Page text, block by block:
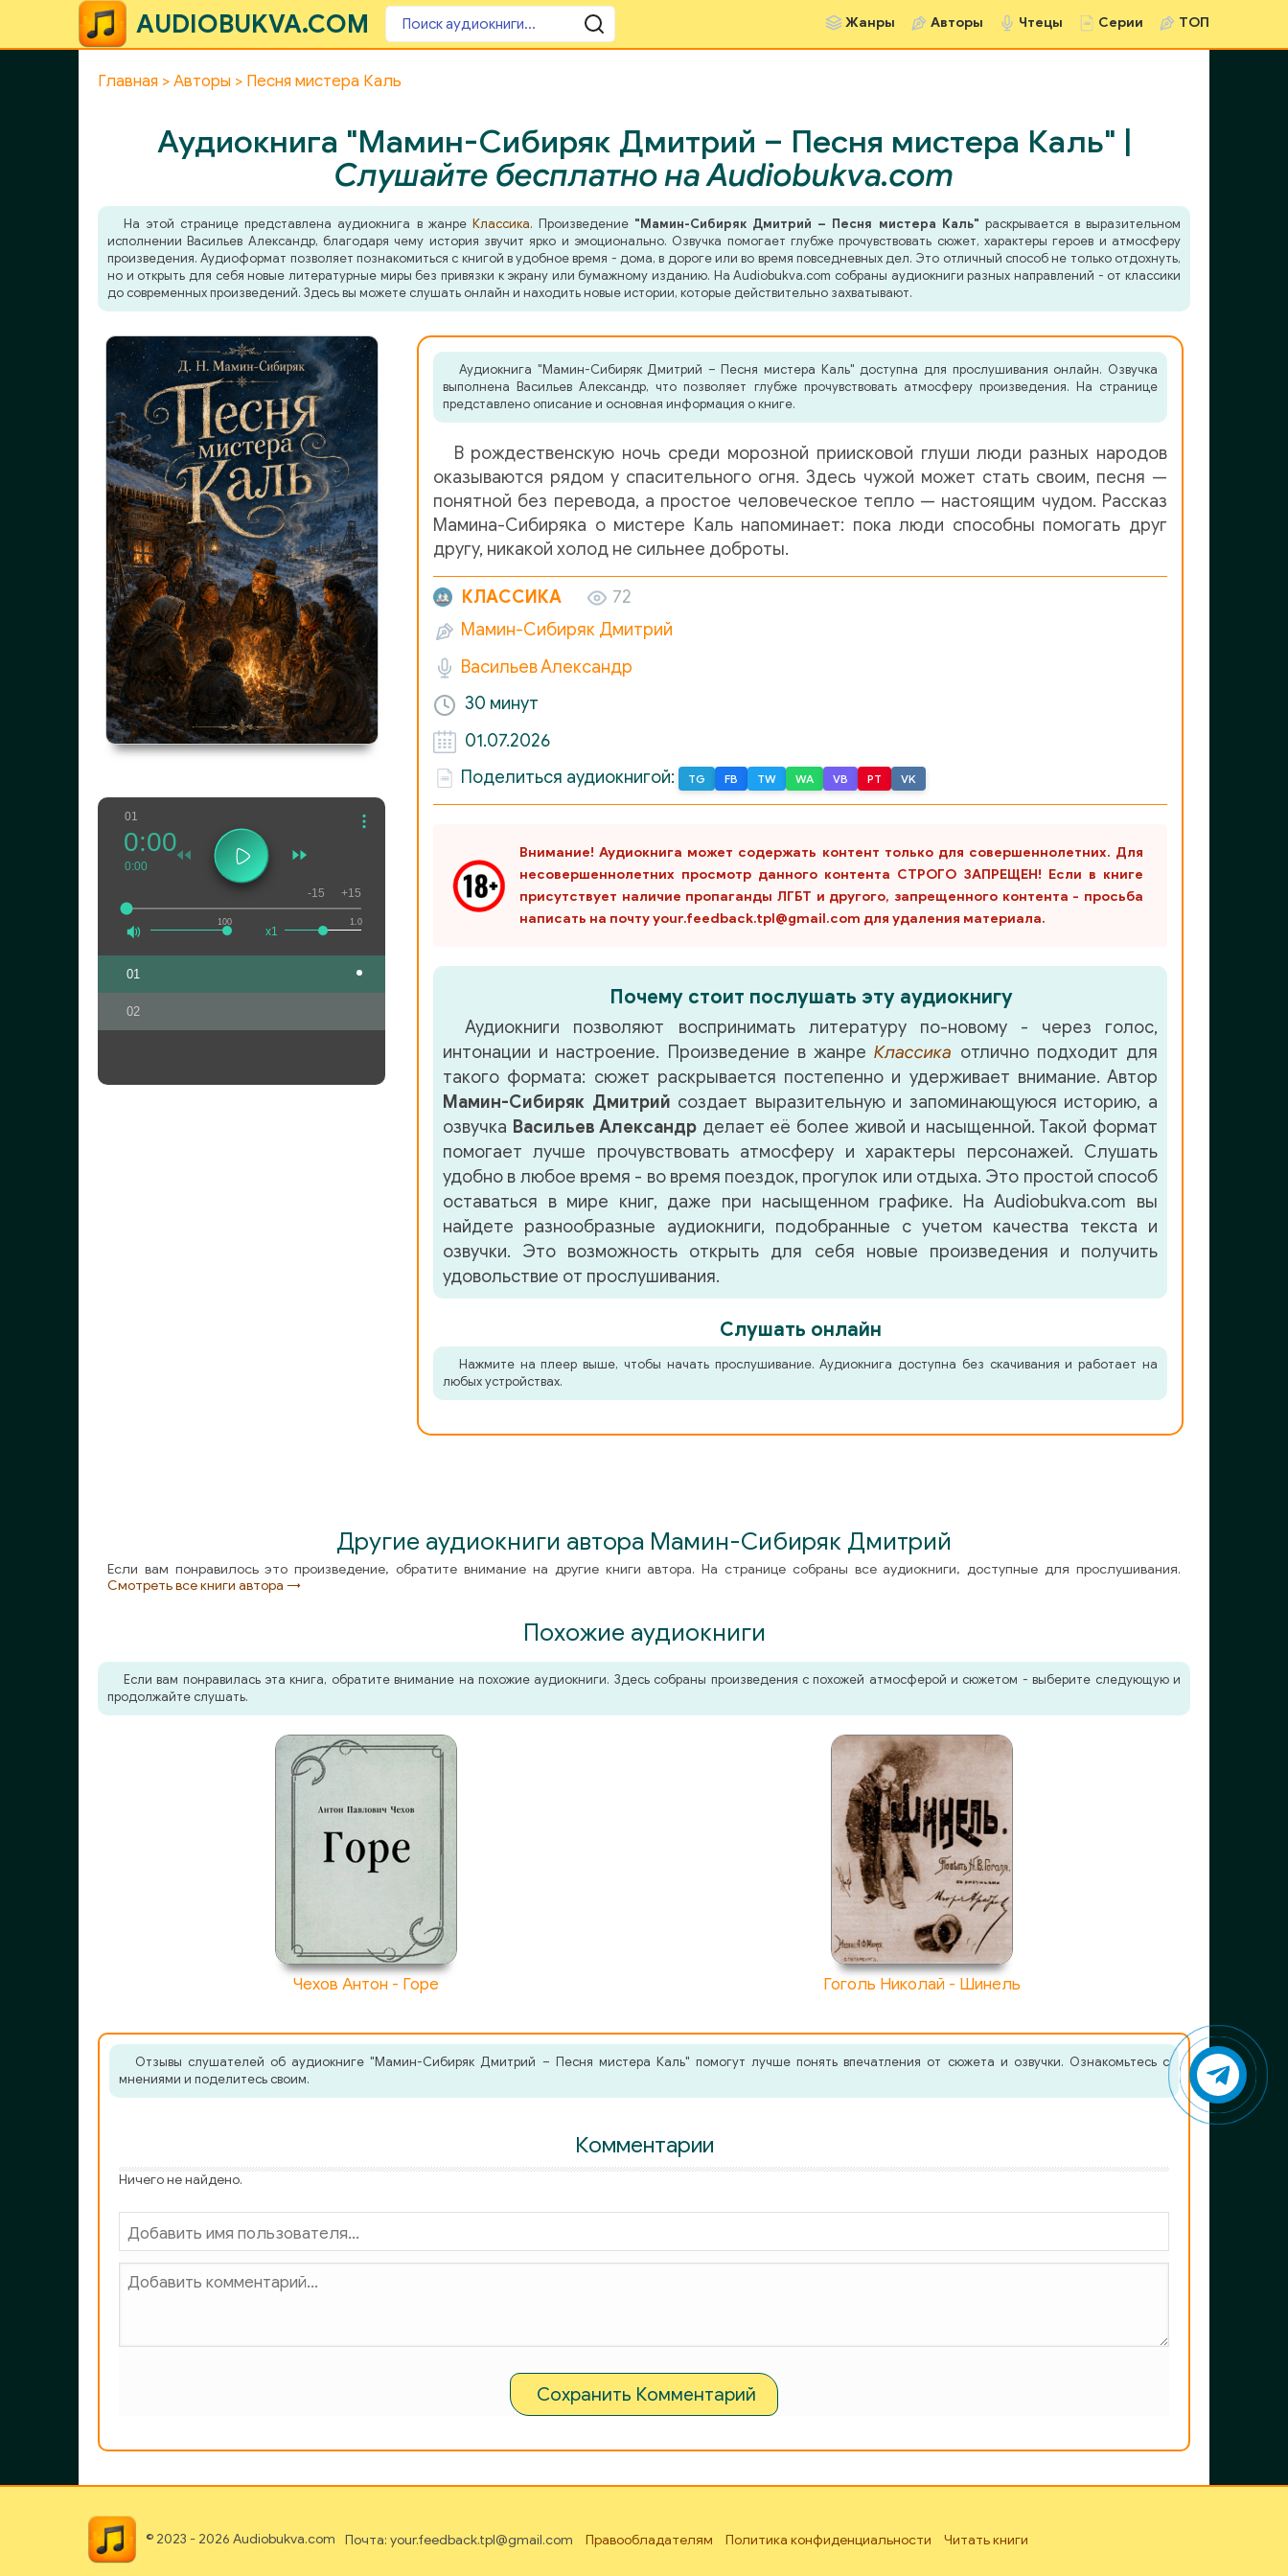
AUDIOBUKVA.COM Жанры Авторы Чтецы Серии ТОП
Главная Авторы Песня мистера Каль
Аудиокнига "Мамин-Сибиряк Дмитрий – Песня мистера Каль" |
Слушайте бесплатно на Audiobukva.com
На этой странице представлена аудиокнига в жанре Классика. Произведение "Мамин-Сибиряк Дмитрий – Песня мистера Каль" раскрывается в выразительном
исполнении Васильев Александр, благодаря чему история звучит ярко и эмоционально. Озвучка помогает глубже прочувствовать сюжет, характеры героев и атмосферу
произведения. Аудиоформат позволяет познакомиться с книгой в удобное время - дома, в дороге или во время повседневных дел. Это отличный способ не только отдохнуть,
но и открыть для себя новые литературные миры без привязки к экрану или бумажному изданию. На Audiobukva.com собраны аудиокниги разных направлений - от классики
до современных произведений. Здесь вы можете слушать онлайн и находить новые истории, которые действительно захватывают.
01
100
0:00
0:00
1.0
x1
-15 +15
01
02
Аудиокнига "Мамин-Сибиряк Дмитрий – Песня мистера Каль" доступна для прослушивания онлайн. Озвучка
выполнена Васильев Александр, что позволяет глубже прочувствовать атмосферу произведения. На странице
представлено описание и основная информация о книге.
В рождественскую ночь среди морозной приисковой глуши люди разных народов
оказываются рядом у спасительного огня. Здесь чужой может стать своим, песня —
понятной без перевода, а простое человеческое тепло — настоящим чудом. Рассказ
Мамина-Сибиряка о мистере Каль напоминает: пока люди способны помогать друг
другу, никакой холод не сильнее доброты.
КЛАССИКА
72
Мамин-Сибиряк Дмитрий
Васильев Александр
30 минут
01.07.2026
Поделиться аудиокнигой:
TG FB TW WA VB PT VK
Внимание! Аудиокнига может содержать контент только для совершеннолетних. Для
несовершеннолетних просмотр данного контента СТРОГО ЗАПРЕЩЕН! Если в книге
присутствует наличие пропаганды ЛГБТ и другого, запрещенного контента - просьба
написать на почту your.feedback.tpl@gmail.com для удаления материала.
Почему стоит послушать эту аудиокнигу
Аудиокниги позволяют воспринимать литературу по-новому - через голос,
интонации и настроение. Произведение в жанреКлассика отлично подходит для
такого формата: сюжет раскрывается постепенно и удерживает внимание. Автор
Мамин-Сибиряк Дмитрий создает выразительную и запоминающуюся историю, а
озвучка Васильев Александр делает её более живой и насыщенной. Такой формат
помогает лучше прочувствовать атмосферу и характеры персонажей. Слушать
удобно в любое время - во время поездок, прогулок или отдыха. Это простой способ
оставаться в мире книг, даже при насыщенном графике. На Audiobukva.com вы
найдете разнообразные аудиокниги, подобранные с учетом качества текста и
озвучки. Это возможность открыть для себя новые произведения и получить
удовольствие от прослушивания.
Слушать онлайн
Нажмите на плеер выше, чтобы начать прослушивание. Аудиокнига доступна без скачивания и работает на
любых устройствах.
Другие аудиокниги автора Мамин-Сибиряк Дмитрий
Если вам понравилось это произведение, обратите внимание на другие книги автора. На странице собраны все аудиокниги, доступные для прослушивания.
Смотреть все книги автора →
Похожие аудиокниги
Если вам понравилась эта книга, обратите внимание на похожие аудиокниги. Здесь собраны произведения с похожей атмосферой и сюжетом - выберите следующую и
продолжайте слушать.
Чехов Антон - Горе Гоголь Николай - Шинель
Отзывы слушателей об аудиокниге "Мамин-Сибиряк Дмитрий – Песня мистера Каль" помогут лучше понять впечатления от сюжета и озвучки. Ознакомьтесь с
мнениями и поделитесь своим.
Комментарии
Ничего не найдено.
Сохранить Комментарий
© 2023 - 2026 Audiobukva.com Почта: your.feedback.tpl@gmail.com Правообладателям Политика конфиденциальности Читать книги